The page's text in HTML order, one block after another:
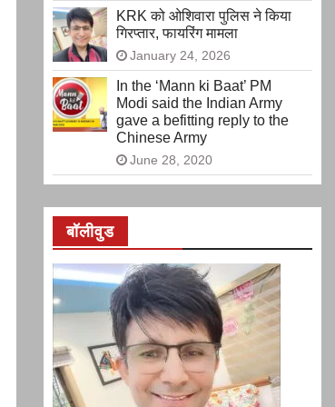
KRK को ओशिवारा पुलिस ने किया
गिरप्तार, फायरिंग मामला
January 24, 2026
In the ‘Mann ki Baat’ PM
Modi said the Indian Army
gave a befitting reply to the
Chinese Army
June 28, 2020
बॉलीवुड